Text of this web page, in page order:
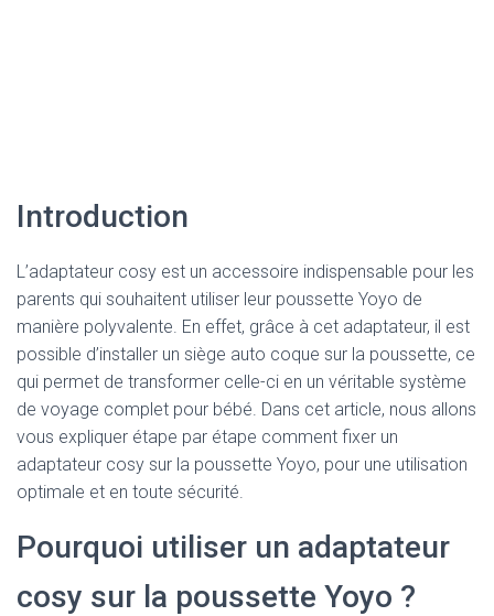
Introduction
L’adaptateur cosy est un accessoire indispensable pour les
parents qui souhaitent utiliser leur poussette Yoyo de
manière polyvalente. En effet, grâce à cet adaptateur, il est
possible d’installer un siège auto coque sur la poussette, ce
qui permet de transformer celle-ci en un véritable système
de voyage complet pour bébé. Dans cet article, nous allons
vous expliquer étape par étape comment fixer un
adaptateur cosy sur la poussette Yoyo, pour une utilisation
optimale et en toute sécurité.
Pourquoi utiliser un adaptateur
cosy sur la poussette Yoyo ?